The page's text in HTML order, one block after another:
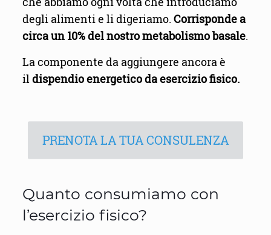
degli alimenti e li digeriamo. Corrisponde a
circa un 10% del nostro metabolismo basale.
La componente da aggiungere ancora è
ildispendio energetico da esercizio fisico.
PRENOTA LA TUA CONSULENZA
Quanto consumiamo con
l’esercizio fisico?